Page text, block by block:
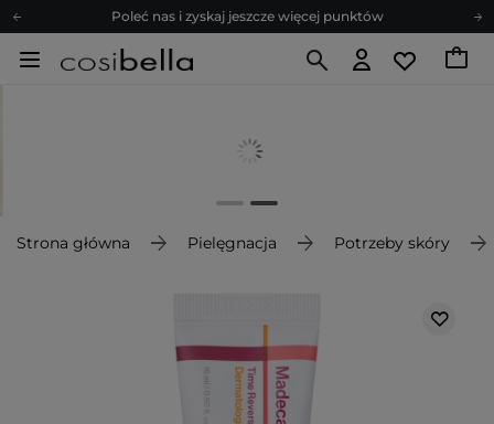
Poleć nas i zyskaj jeszcze więcej punktów
Zapisz się na newsletter pełen porad
Poleć nas i zyskaj jeszcze więcej punktów
Strona główna Pielęgnacja Potrzeby skóry